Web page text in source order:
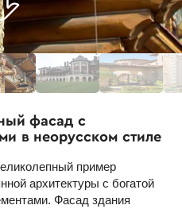
фасад с
в неорусском стиле
пример
архитектуры с богатой
Фасад здания